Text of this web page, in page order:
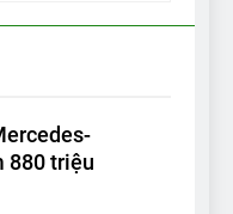
880 triệu